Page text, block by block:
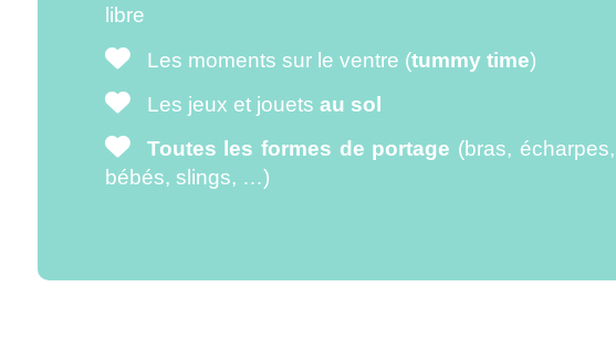
libre
Les moments sur le ventre (tummy time)
Les jeux et jouets au sol
Toutes les formes de portage (bras,
bébés, slings, …)